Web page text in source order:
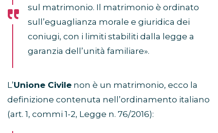
sul matrimonio. Il matrimonio è ordinato
sull’eguaglianza morale e giuridica dei
coniugi, con i limiti stabiliti dalla legge a
garanzia dell’unità familiare».
L’Unione Civile non è un matrimonio, ecco la
definizione contenuta nell’ordinamento italiano
(art. 1, commi 1-2, Legge n. 76/2016):